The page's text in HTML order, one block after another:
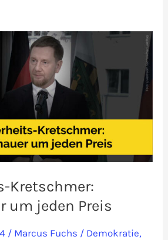
Kretschmer:
um jeden Preis
/ Marcus Fuchs / Demokratie,